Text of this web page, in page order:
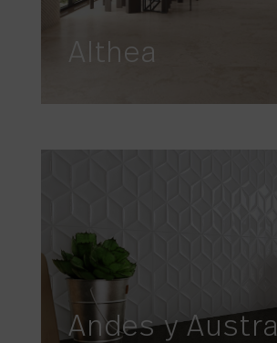
Althea
Andes y Austral